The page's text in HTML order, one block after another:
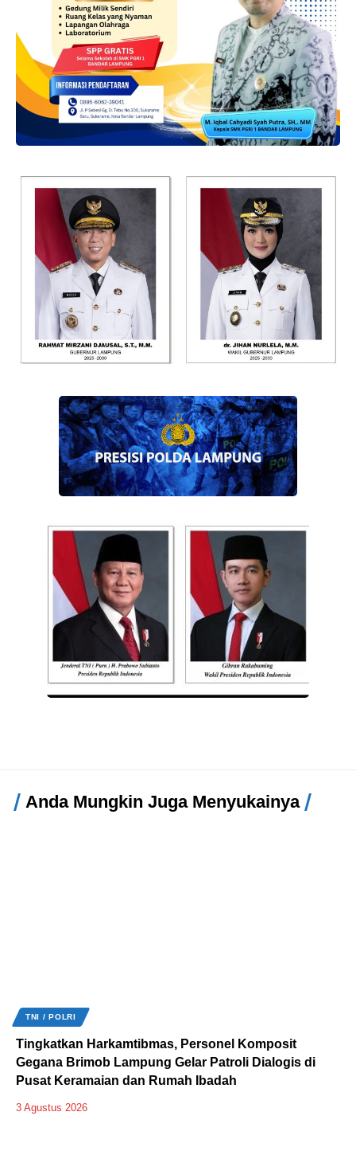
Anda Mungkin Juga Menyukainya
TNI / POLRI
Tingkatkan Harkamtibmas, Personel Komposit
Gegana Brimob Lampung Gelar Patroli Dialogis di
Pusat Keramaian dan Rumah Ibadah
3 Agustus 2026